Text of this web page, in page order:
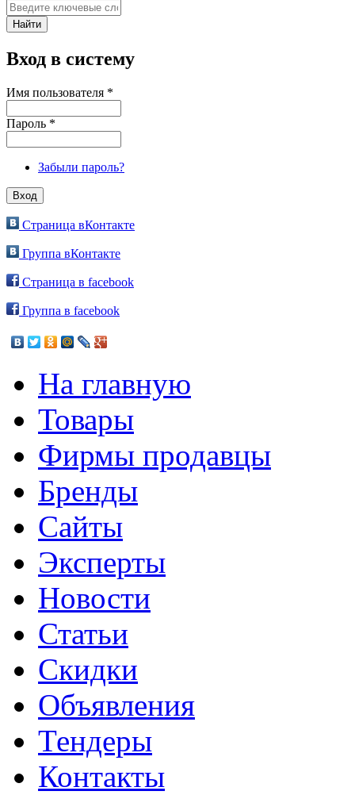
Вход в систему
Имя пользователя *
Пароль *
Забыли пароль?
Страница вКонтакте
Группа вКонтакте
Страница в facebook
Группа в facebook
На главную
Товары
Фирмы продавцы
Бренды
Сайты
Эксперты
Новости
Статьи
Скидки
Объявления
Тендеры
Контакты